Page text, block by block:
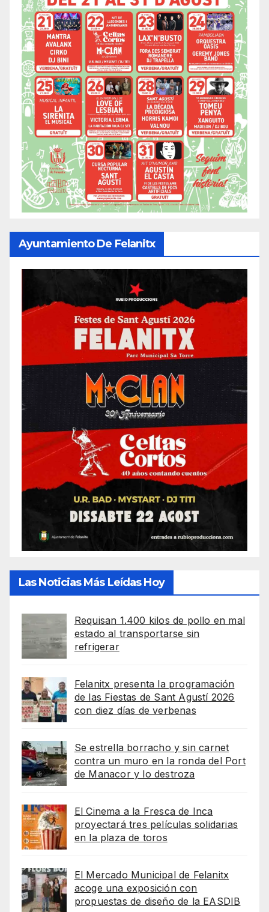
Ayuntamiento De Felanitx
Las Noticias Más Leídas Hoy
Requisan 1.400 kilos de pollo en mal
estado al transportarse sin
refrigerar
Felanitx presenta la programación
de las Fiestas de Sant Agustí 2026
con diez días de verbenas
Se estrella borracho y sin carnet
contra un muro en la ronda del Port
de Manacor y lo destroza
El Cinema a la Fresca de Inca
proyectará tres películas solidarias
en la plaza de toros
El Mercado Municipal de Felanitx
acoge una exposición con
propuestas de diseño de la EASDIB